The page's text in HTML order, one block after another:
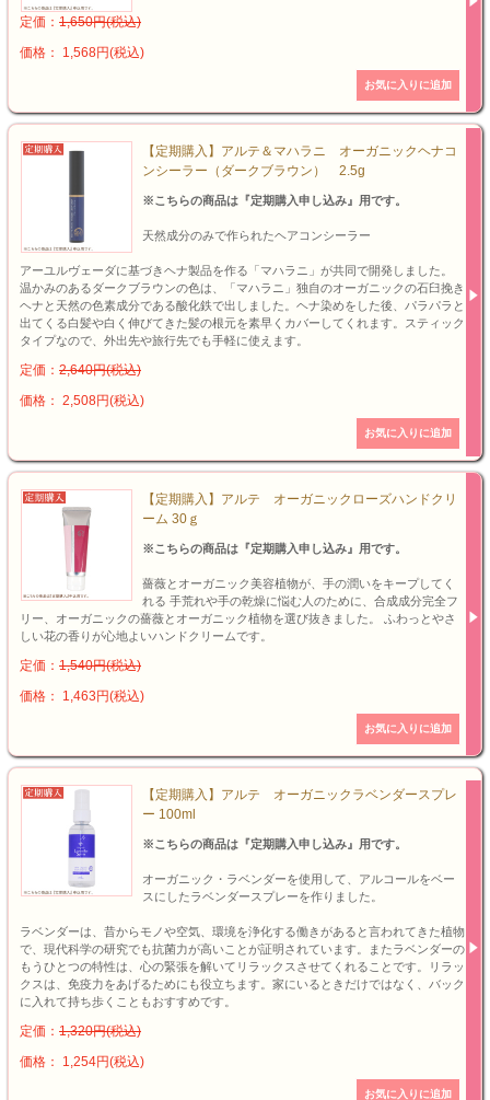
定価： 1,650円(税込)
価格： 1,568円(税込)
【定期購入】アルテ＆マハラニ オーガニックヘナコ
ンシーラー（ダークブラウン） 2.5g
※こちらの商品は『定期購入申し込み』用です。
天然成分のみで作られたヘアコンシーラー
アーユルヴェーダに基づきヘナ製品を作る「マハラニ」が共同で開発しました。
温かみのあるダークブラウンの色は、「マハラニ」独自のオーガニックの石臼挽き
ヘナと天然の色素成分である酸化鉄で出しました。ヘナ染めをした後、パラパラと
出てくる白髪や白く伸びてきた髪の根元を素早くカバーしてくれます。スティック
タイプなので、外出先や旅行先でも手軽に使えます。
定価： 2,640円(税込)
価格： 2,508円(税込)
【定期購入】アルテ オーガニックローズハンドクリ
ーム 30ｇ
※こちらの商品は『定期購入申し込み』用です。
薔薇とオーガニック美容植物が、手の潤いをキープしてく
れる 手荒れや手の乾燥に悩む人のために、合成成分完全フ
リー、オーガニックの薔薇とオーガニック植物を選び抜きました。 ふわっとやさ
しい花の香りが心地よいハンドクリームです。
定価： 1,540円(税込)
価格： 1,463円(税込)
【定期購入】アルテ オーガニックラベンダースプレ
ー 100ml
※こちらの商品は『定期購入申し込み』用です。
オーガニック・ラベンダーを使用して、アルコールをベー
スにしたラベンダースプレーを作りました。
ラベンダーは、昔からモノや空気、環境を浄化する働きがあると言われてきた植物
で、現代科学の研究でも抗菌力が高いことが証明されています。またラベンダーの
もうひとつの特性は、心の緊張を解いてリラックスさせてくれることです。リラッ
クスは、免疫力をあげるためにも役立ちます。家にいるときだけではなく、バック
に入れて持ち歩くこともおすすめです。
定価： 1,320円(税込)
価格： 1,254円(税込)